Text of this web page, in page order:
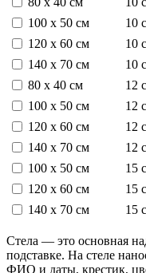
100 х 50 см
10
120 х 60 см
10
140 х 70 см
10
80 х 40 см
12
100 х 50 см
12
120 х 60 см
12
140 х 70 см
12
100 х 50 см
15
120 х 60 см
15
140 х 70 см
15
Стела — это основная
подставке. На стеле
ФИО и даты, крестик,